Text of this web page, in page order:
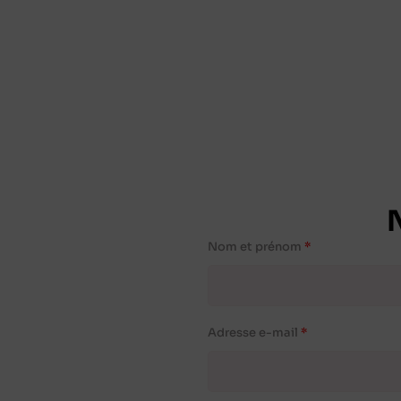
Nom et prénom
Adresse e-mail